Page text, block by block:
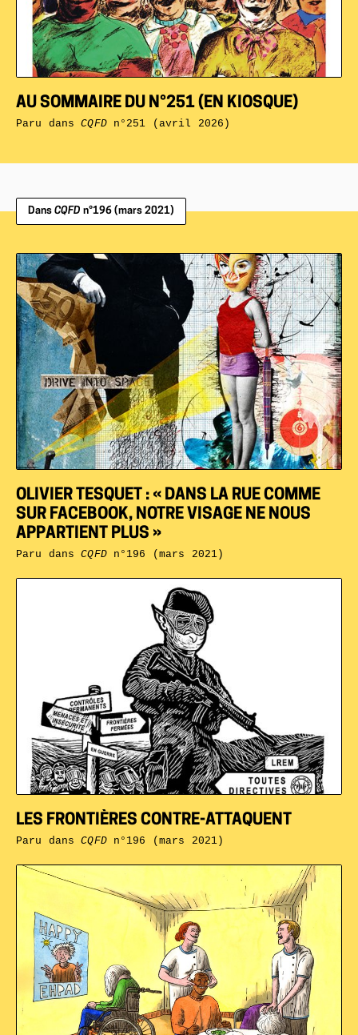
AU SOMMAIRE DU N°251 (EN KIOSQUE)
Paru dansCQFDn°251 (avril 2026)
Dans CQFD n°196 (mars 2021)
LES FRONTIÈRES CONTRE-ATTAQUENT
Paru dansCQFDn°196 (mars 2021)
OLIVIER TESQUET : « DANS LA RUE COMME
SUR FACEBOOK, NOTRE VISAGE NE NOUS
APPARTIENT PLUS »
Paru dansCQFDn°196 (mars 2021)